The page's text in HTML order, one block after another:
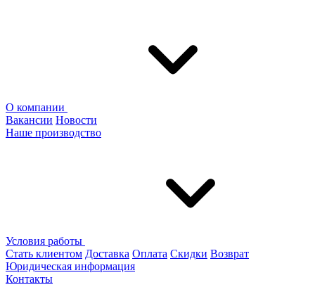
О компании
Вакансии Новости
Наше производство
Условия работы
Стать клиентом Доставка Оплата Скидки Возврат
Юридическая информация
Контакты